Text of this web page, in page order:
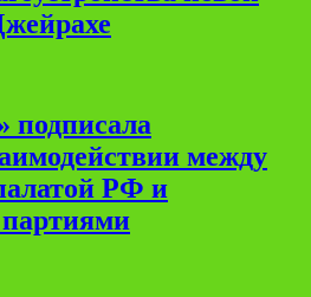
подписала
между
РФ и